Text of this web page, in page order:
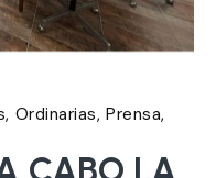
Ordinarias Prensa